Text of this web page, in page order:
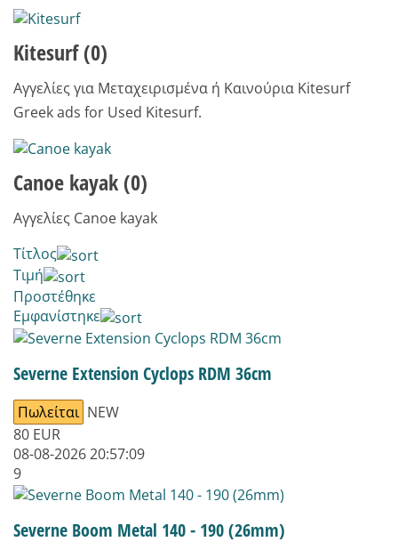
Kitesurf(0)
Αγγελίες για Μεταχειρισμένα ή Καινούρια Kitesurf
Greek ads for Used Kitesurf.
Canoe kayak (0)
Αγγελίες Canoe kayak
Τίτλος
Τιμή
Προστέθηκε
Εμφανίστηκε
Severne Extension Cyclops RDM 36cm
Πωλείται NEW
80 EUR
08-08-2026 20:57:09
9
Severne Boom Metal 140 - 190 (26mm)